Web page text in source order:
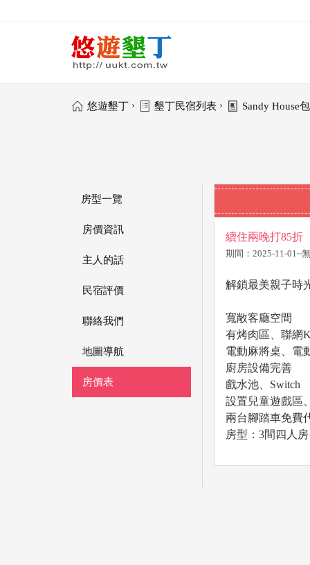
悠遊墾丁 › 墾丁民宿列表 › Sandy House
房型一覽
房價資訊
主人的話
民宿評價
聯絡我們
地圖導航
房價表
續住兩晚打85折
期間：2025-11-01~
解鎖最美親子時
寬敞客廳空間
有烤肉區、聯網
電動麻將桌、電
廚房設備完善
戲水池、Switch
設置兒童遊戲區
兩台腳踏車免費
房型：3間四人